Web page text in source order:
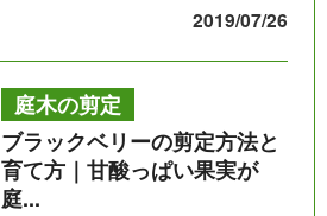
2019/07/26
庭木の剪定
ブラックベリーの剪定方法と
育て方｜甘酸っぱい果実が
庭...